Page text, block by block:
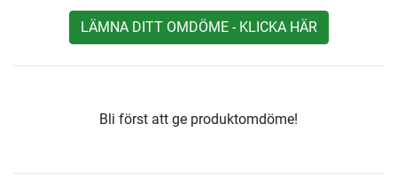
LÄMNA DITT OMDÖME - KLICKA HÄR
Bli först att ge produktomdöme!